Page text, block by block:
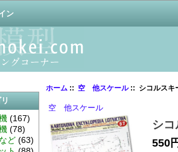
ン
(167)
(78)
ど(63)
ホーム:: 空 他スケール:: シコルスキ
空 他スケール
シ
550